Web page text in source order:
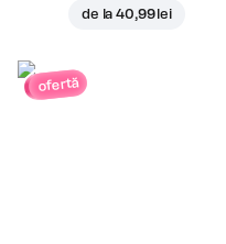
de la40,99 lei
ofertă